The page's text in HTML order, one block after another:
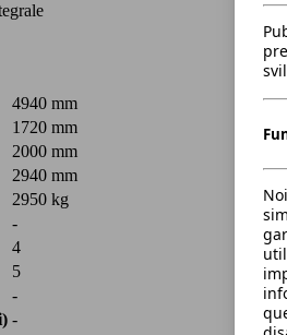
4940 mm
1720 mm
2000 mm
2940 mm
2950 kg
-
4
5
-
-